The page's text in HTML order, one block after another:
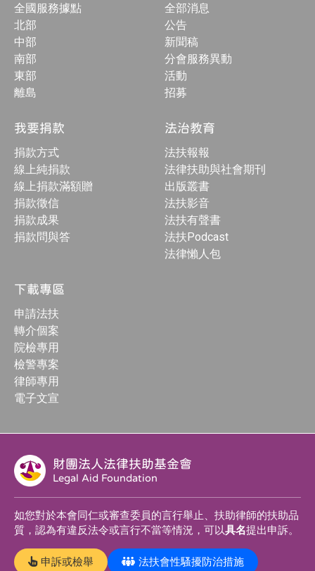
全國服務據點
北部
中部
南部
東部
離島
全部消息
公告
新聞稿
分會服務異動
活動
招募
我要捐款
捐款方式
線上純捐款
線上捐款滿額贈
捐款徵信
捐款成果
捐款問與答
法治教育
法扶報報
法律扶助與社會期刊
出版叢書
法扶影音
法扶有聲書
法扶Podcast
法律懶人包
下載專區
申請法扶
轉介個案
院檢專用
檢警專案
律師專用
電子文宣
財團法人法律扶助基金會
Legal Aid Foundation
如您對於本會同仁或審查委員的言行舉止、扶助律師的扶助品
質，認為有違反法令或言行不當等情況，可以具名提出申訴。
申訴或檢舉 法扶會性騷擾防治措施